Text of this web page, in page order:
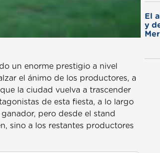
un enorme prestigio a nivel
el ánimo de los productores, a
la ciudad vuelva a trascender
de esta fiesta, a lo largo
pero desde el stand
sino a los restantes productores
El
y